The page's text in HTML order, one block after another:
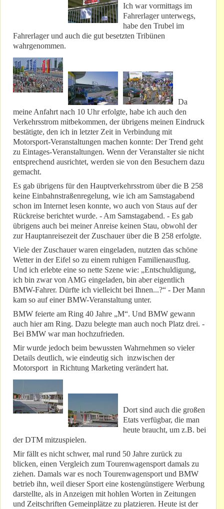
Ich war vormittags im
Fahrerlager unterwegs,
habe den Trubel im
Fahrerlager und auch die gut besetzten Tribünen
wahrgenommen.
Da
meine Anfahrt nach 10 Uhr erfolgte, habe ich auch den
Verkehrsstrom mitbekommen, der übrigens meinen Eindruck
bestätigte, den ich in letzter Zeit in Verbindung mit
Motorsport-Veranstaltungen machen konnte: Der Trend geht
zu Eintages-Veranstaltungen. Wenn der Veranstalter sie nicht
entsprechend ausrichtet, werden sie von den Besuchern dazu
gemacht.
Es gab übrigens für den Hauptverkehrsstrom über die B 258
keine Einbahnstraßenregelung, wie ich am Samstagabend
schon im Internet lesen konnte, wo auch von Staus auf der
Rückreise berichtet wurde. - Am Samstagabend. - Es gab
übrigens auch bei meiner Anreise keinen Stau, obwohl der
zur Hauptanreisezeit der Zuschauer über die B 258 erfolgte.
Viele der Zuschauer waren eingeladen, nutzten das schöne
Wetter in der Eifel so zu einem ruhigen Familienausflug.
Und ich erlebte eine so nette Szene wie: „Entschuldigung,
ich bin zwar von AMG eingeladen, bin aber eigentlich
BMW-Fahrer. Dürfte ich vielleicht bei Ihnen...?“ - Der Mann
kam so auf einer BMW-Veranstaltung unter.
BMW feierte am Ring 40 Jahre „M“. Und BMW gewann
auch hier am Ring. Dazu belegte man auch noch Platz drei. -
Bei BMW war man hochzufrieden.
Mir wurde jedoch beim bewussten Wahrnehmen so vieler
Details deutlich, wie eindeutig sich inzwischen der
Motorsport in Richtung Marketing verändert hat.
Dort sind auch die großen
Etats verfügbar, die man
heute braucht, um z.B. bei
der DTM mitzuspielen.
Mir fällt es nicht schwer, mal rund 50 Jahre zurück zu
blicken, einen Vergleich zum Tourenwagensport damals zu
ziehen. Damals war es noch Tourenwagensport und BMW
betrieb ihn, weil dieser Sport eine kostengünstigere Werbung
darstellte, als in Anzeigen mit hohlen Worten in Zeitungen
und Zeitschriften Gemeinplätze zu platzieren. Heute ist der